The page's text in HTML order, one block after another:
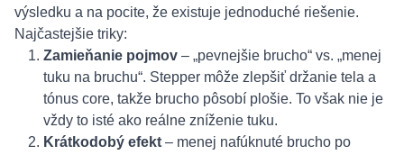
výsledku a na pocite, že existuje jednoduché riešenie.
Najčastejšie triky:
Zamieňanie pojmov – „pevnejšie brucho“ vs. „menej
tuku na bruchu“. Stepper môže zlepšiť držanie tela a
tónus core, takže brucho pôsobí plošie. To však nie je
vždy to isté ako reálne zníženie tuku.
Krátkodobý efekt – menej nafúknuté brucho po